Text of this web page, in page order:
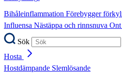
Bihåleinflammation Förebygger
Influensa Nästäppa och rinnsnuva Ont
Sök
Hosta
Hostdämpande Slemlösande